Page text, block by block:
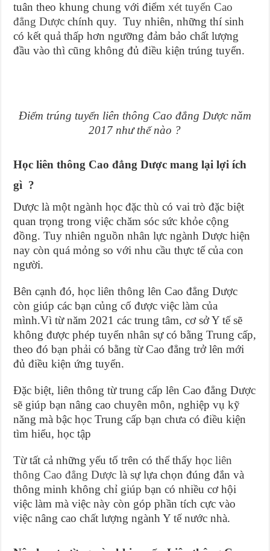
tuân theo khung chung với điểmxét tuyển Cao
đẳng Dược chính quy. Tuy nhiên, những thí sinh
có kết quả thấp hơn ngưỡng đảm bảo chất lượng
đầu vào thì cũng không đủ điều kiện trúng tuyển.
Điểm trúng tuyển liên thông Cao đẳng Dược năm
2017 như thế nào ?
Học liên thông Cao đẳng Dược mang lại lợi ích
gì ?
Dược là một ngành học đặc thù có vai trò đặc biệt
quan trọng trong việc chăm sóc sức khỏe cộng
đồng. Tuy nhiên nguồn nhân lực ngành Dược hiện
nay còn quá mỏng so với nhu cầu thực tế của con
người.
Bên cạnh đó, học liên thông lên Cao đẳng Dược
còn giúp các bạn củng cố được việc làm của
mình.Vì từ năm 2021 các trung tâm, cơ sở Y tế sẽ
không được phép tuyển nhân sự có bằng Trung cấp,
theo đó bạn phải có bằng từ Cao đẳng trở lên mới
đủ điều kiện ứng tuyển.
Đặc biệt, liên thông từ trung cấp lên Cao đẳng Dược
sẽ giúp bạn nâng cao chuyên môn, nghiệp vụ kỹ
năng mà bậc học Trung cấp bạn chưa có điều kiện
tìm hiểu, học tập
Từ tất cả những yếu tố trên có thể thấy họcliên
thông Cao đẳng Dược là sự lựa chọn đúng đắn và
thông minh không chỉ giúp bạn có nhiều cơ hội
việc làm mà việc này còn góp phần tích cực vào
việc nâng cao chất lượng ngành Y tế nước nhà.